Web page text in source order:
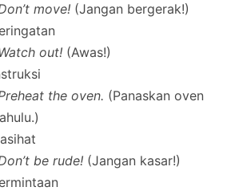
move! (Jangan bergerak!)
out! (Awas!)
the oven. (Panaskan oven
be rude! (Jangan kasar!)